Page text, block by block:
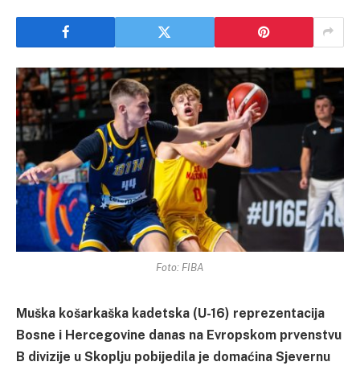
Foto: FIBA
Muška košarkaška kadetska (U-16) reprezentacija
Bosne i Hercegovine danas na Evropskom prvenstvu
B divizije u Skoplju pobijedila je domaćina Sjevernu